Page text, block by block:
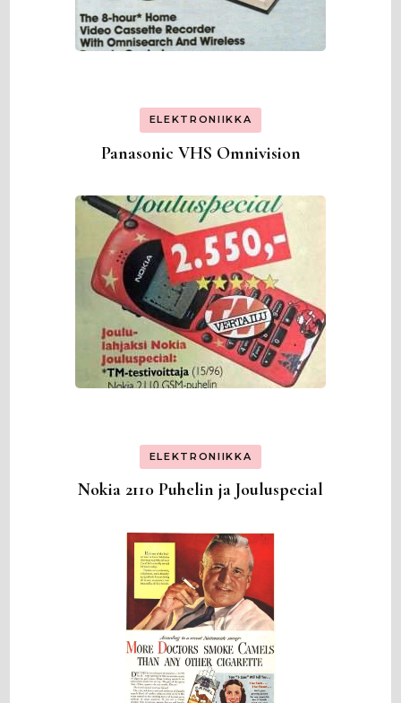
ELEKTRONIIKKA
Panasonic VHS Omnivision
ELEKTRONIIKKA
Nokia 2110 Puhelin ja Jouluspecial